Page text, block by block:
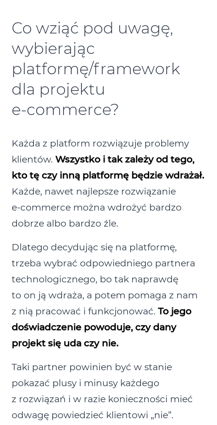
Co wziąć pod uwagę,
wybierając
platformę/framework
dla projektu
e‑commerce?
Każda z platform rozwiązuje problemy
klientów. Wszystko i tak zależy od tego,
kto tę czy inną platformę będzie wdrażał.
Każde, nawet najlepsze rozwiązanie
e‑commerce można wdrożyć bardzo
dobrze albo bardzo źle.
Dlatego decydując się na platformę,
trzeba wybrać odpowiedniego partnera
technologicznego, bo tak naprawdę
to on ją wdraża, a potem pomaga z nam
z nią pracować i funkcjonować. To jego
doświadczenie powoduje, czy dany
projekt się uda czy nie.
Taki partner powinien być w stanie
pokazać plusy i minusy każdego
z rozwiązań i w razie konieczności mieć
odwagę powiedzieć klientowi „nie”.